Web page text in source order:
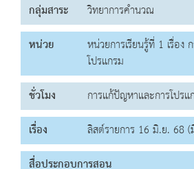
กลุ่มสาระ
วิทยาการคำนวณ
หน่วย
หน่วยการเรียนรู้ที่ 1 เรื่อง
โปรแกรม
ชั่วโมง
การแก้ปัญหาและการโปรแ
เรื่อง
ลิสต์รายการ 16 มิ.ย. 68 (
สื่อประกอบการสอน